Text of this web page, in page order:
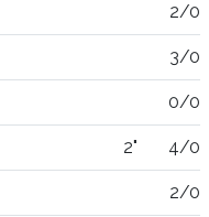
2/0
3/0
0/0
2" 4/0
2/0